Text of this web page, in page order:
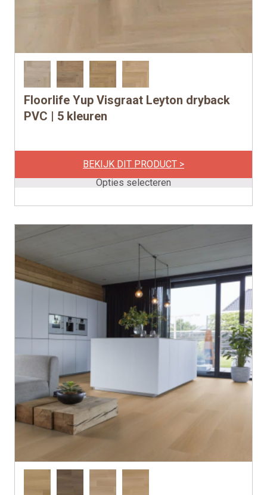
Floorlife Yup Visgraat Leyton dryback
PVC | 5 kleuren
BEKIJK DIT PRODUCT >
Opties selecteren
Dit
product
Deze
kan
gekozen
worden
op
de
productpagina